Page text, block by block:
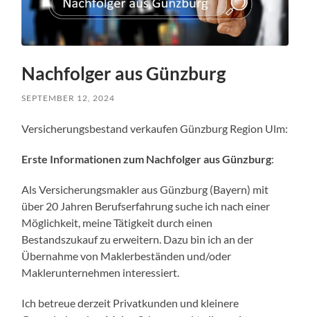
Nachfolger aus Günzburg
SEPTEMBER 12, 2024
Versicherungsbestand verkaufen Günzburg Region Ulm:
Erste Informationen zum Nachfolger aus Günzburg:
Als Versicherungsmakler aus Günzburg (Bayern) mit
über 20 Jahren Berufserfahrung suche ich nach einer
Möglichkeit, meine Tätigkeit durch einen
Bestandszukauf zu erweitern. Dazu bin ich an der
Übernahme von Maklerbeständen und/oder
Maklerunternehmen interessiert.
Ich betreue derzeit Privatkunden und kleinere